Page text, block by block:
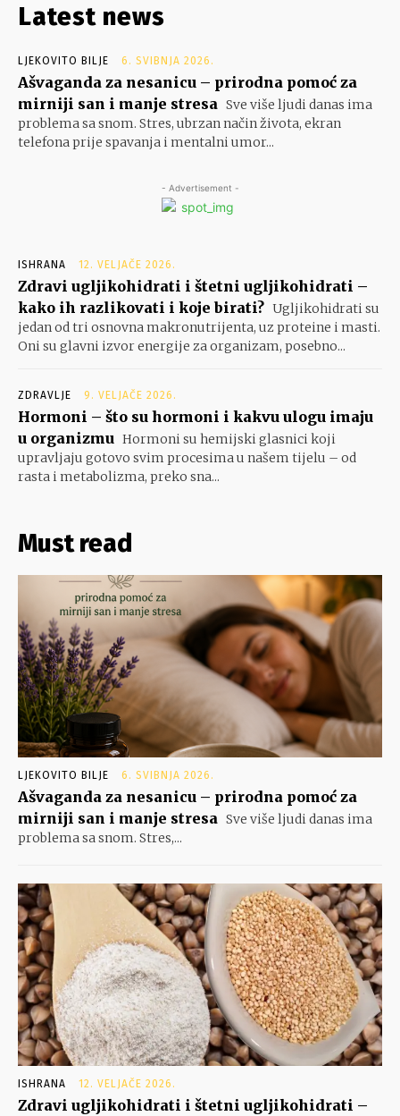
Latest news
LJEKOVITO BILJE 6. SVIBNJA 2026.
Ašvaganda za nesanicu – prirodna pomoć za
mirniji san i manje stresa Sve više ljudi danas ima
problema sa snom. Stres, ubrzan način života, ekran
telefona prije spavanja i mentalni umor...
- Advertisement -
ISHRANA 12. VELJAČE 2026.
Zdravi ugljikohidrati i štetni ugljikohidrati –
kako ih razlikovati i koje birati? Ugljikohidrati su
jedan od tri osnovna makronutrijenta, uz proteine i masti.
Oni su glavni izvor energije za organizam, posebno...
ZDRAVLJE 9. VELJAČE 2026.
Hormoni – što su hormoni i kakvu ulogu imaju
u organizmu Hormoni su hemijski glasnici koji
upravljaju gotovo svim procesima u našem tijelu – od
rasta i metabolizma, preko sna...
Must read
LJEKOVITO BILJE 6. SVIBNJA 2026.
Ašvaganda za nesanicu – prirodna pomoć za
mirniji san i manje stresa Sve više ljudi danas ima
problema sa snom. Stres,...
ISHRANA 12. VELJAČE 2026.
Zdravi ugljikohidrati i štetni ugljikohidrati –